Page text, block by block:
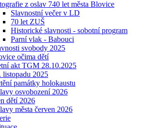
z oslav 740 let města Blovice
Slavnostní večer v LD
70 let ZUŠ
Historické slavnosti - sobotní program
Parní vlak - Babouci
svobody 2025
očima dětí
akt TGM 28.10.2025
listopadu 2025
památky holokaustu
osvobození 2026
dětí 2026
města červen 2026